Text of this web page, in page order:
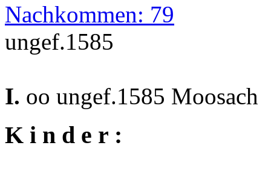
Nachkommen: 79
ungef.1585
I. oo ungef.1585 Moosach
K i n d e r :